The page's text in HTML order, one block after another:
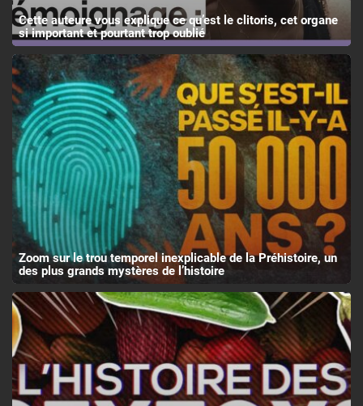
Cette auteure vous explique ce qu’est le clitoris, cet organe
si important et pourtant trop oublié
Zoom sur le trou temporel inexplicable de la Préhistoire, un
des plus grands mystères de l’histoire